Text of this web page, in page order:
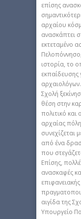
επίσης
αρχαίου
ανασκάπτει
εκτεταμένο
ιστορία, το
εκπαίδευσης
Σχολή
θέση στην
πολιτικό και
αρχαίας
συνεχίζεται
από ένα
που
Επίσης,
ανασκαφές
αιγίδα της
Υπουργείο